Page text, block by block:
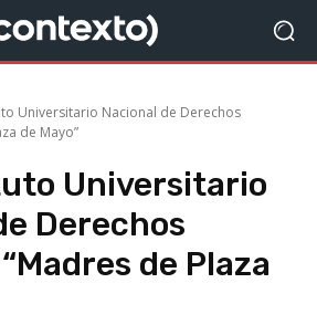
Universitario Nacional de Derechos
de Mayo”
Universitario
Derechos
de Plaza